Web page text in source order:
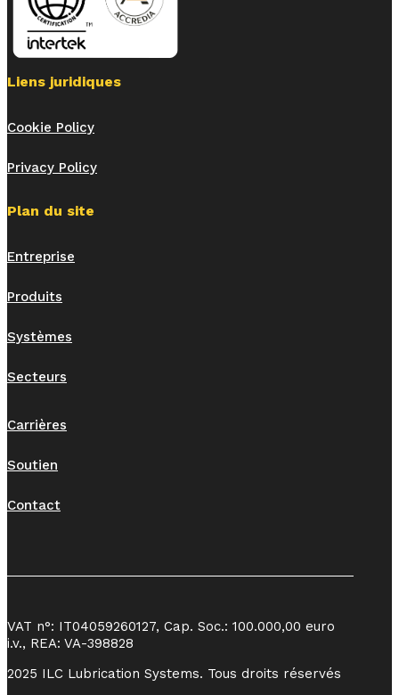
Liens juridiques
Cookie Policy
Privacy Policy
Plan du site
Entreprise
Produits
Systèmes
Secteurs
Carrières
Soutien
Contact
VAT n°: IT04059260127, Cap. Soc.: 100.000,00 euro
i.v., REA: VA-398828
2025 ILC Lubrication Systems. Tous droits réservés